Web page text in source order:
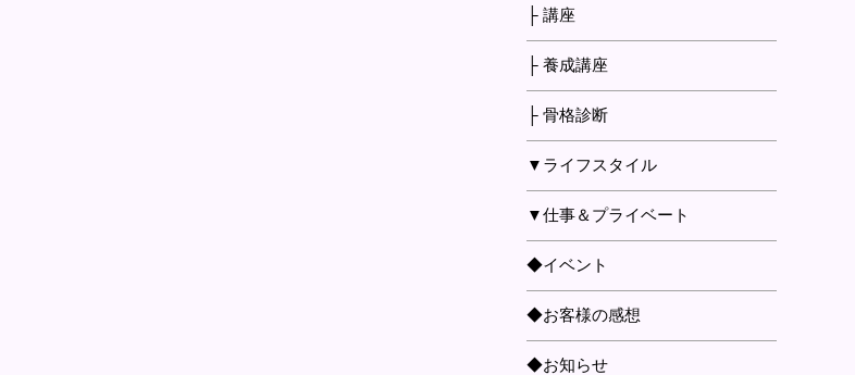
├ 講座
├ 養成講座
├ 骨格診断
▼ライフスタイル
▼仕事＆プライベート
◆イベント
◆お客様の感想
◆お知らせ